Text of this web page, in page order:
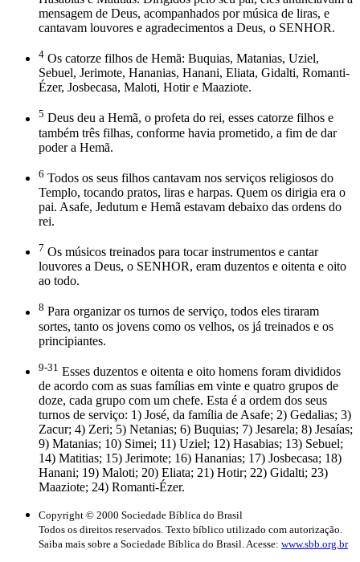
mensagem de Deus, acompanhados por música de liras, e
cantavam louvores e agradecimentos a Deus, o SENHOR.
4 Os catorze filhos de Hemã: Buquias, Matanias, Uziel,
Sebuel, Jerimote, Hananias, Hanani, Eliata, Gidalti, Romanti-
Ézer, Josbecasa, Maloti, Hotir e Maaziote.
5 Deus deu a Hemã, o profeta do rei, esses catorze filhos e
também três filhas, conforme havia prometido, a fim de dar
poder a Hemã.
6 Todos os seus filhos cantavam nos serviços religiosos do
Templo, tocando pratos, liras e harpas. Quem os dirigia era o
pai. Asafe, Jedutum e Hemã estavam debaixo das ordens do
rei.
7 Os músicos treinados para tocar instrumentos e cantar
louvores a Deus, o SENHOR, eram duzentos e oitenta e oito
ao todo.
8 Para organizar os turnos de serviço, todos eles tiraram
sortes, tanto os jovens como os velhos, os já treinados e os
principiantes.
9-31 Esses duzentos e oitenta e oito homens foram divididos
de acordo com as suas famílias em vinte e quatro grupos de
doze, cada grupo com um chefe. Esta é a ordem dos seus
turnos de serviço: 1) José, da família de Asafe; 2) Gedalias; 3)
Zacur; 4) Zeri; 5) Netanias; 6) Buquias; 7) Jesarela; 8) Jesaías;
9) Matanias; 10) Simei; 11) Uziel; 12) Hasabias; 13) Sebuel;
14) Matitias; 15) Jerimote; 16) Hananias; 17) Josbecasa; 18)
Hanani; 19) Maloti; 20) Eliata; 21) Hotir; 22) Gidalti; 23)
Maaziote; 24) Romanti-Ézer.
Copyright © 2000 Sociedade Bíblica do Brasil
Todos os direitos reservados. Texto bíblico utilizado com autorização.
Saiba mais sobre a Sociedade Bíblica do Brasil. Acesse: www.sbb.org.br